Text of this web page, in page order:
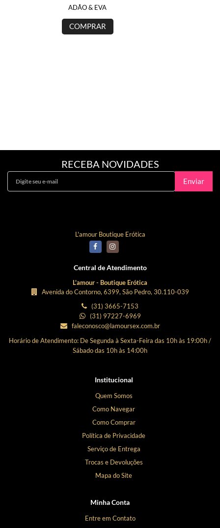
ADÃO & EVA
COMPRAR
RECEBA NOVIDADES
Enviar
L'amour Boutique Erótica
Institucional
Quem Somos
Como Navegar
Como Comprar
Política de Privacidade
Serviço de Entrega
Trocas e Devoluções
Mapa do Site
Minha Conta
Entre em Contato
Central de Atendimento
L'amour - Boutique Erótica
Avenida do Contorno, 6399, São Pedro, 30.110-039
(31) 3665-7153
(31) 97227-6969
faleconosco@lamoursex.com.br
Horário de Atendimento: De Segunda à Sexta-Feira das 10h às 19:00h /
Sábado das 10h às 14:00h